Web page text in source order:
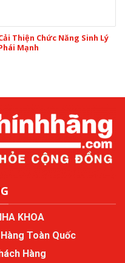
Thiện Chức Năng Sinh Lý
Mạnh
KHOA
Toàn Quốc
Hàng